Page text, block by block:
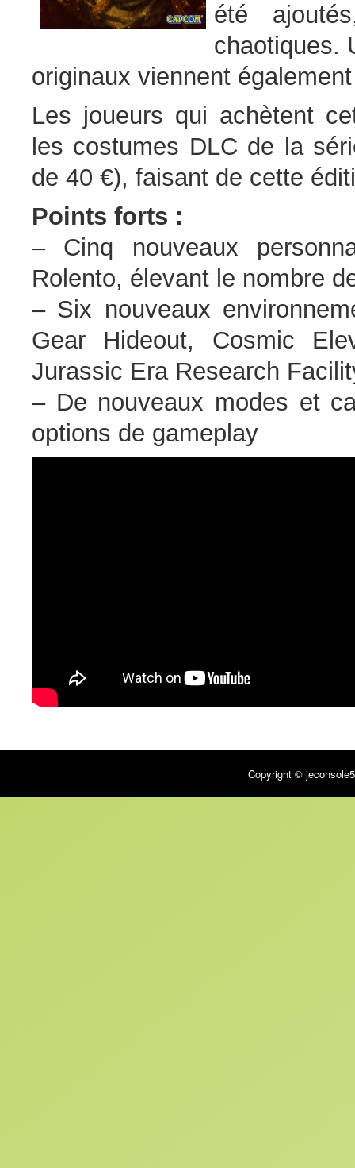
été
chaotiques.
originaux viennent
Les joueurs qui achètent
les costumes DLC de la
de 40 €), faisant de cette
Points forts :
– Cinq nouveaux
Rolento, élevant le nombre
– Six nouveaux
Gear Hideout, Cosmic
Jurassic Era Research
– De nouveaux modes et
options de gameplay
Copyright ©